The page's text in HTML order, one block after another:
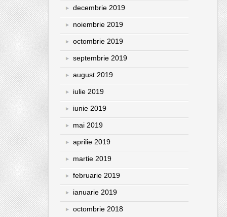
decembrie 2019
noiembrie 2019
octombrie 2019
septembrie 2019
august 2019
iulie 2019
iunie 2019
mai 2019
aprilie 2019
martie 2019
februarie 2019
ianuarie 2019
octombrie 2018